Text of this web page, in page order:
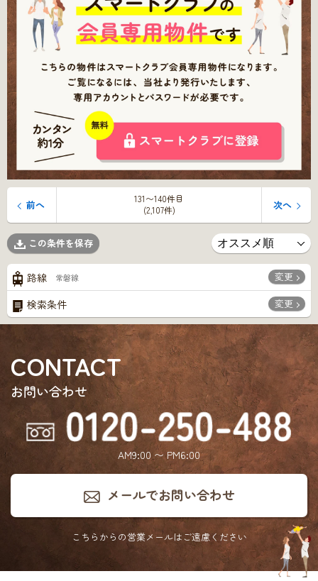
131〜140件目
(2,107件)
前へ 次へ
この条件を保存
路線 常磐線 変更
検索条件 変更
CONTACT
お問い合わせ
AM9:00 〜 PM6:00
メールでお問い合わせ
こちらからの営業メールはご遠慮ください